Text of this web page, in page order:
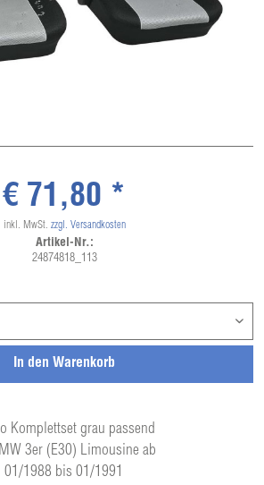
Komplettset grau passend
3er (E30) Limousine ab
01/1988 bis 01/1991
In den Warenkorb
€ 71,80 *
inkl. MwSt. zzgl. Versandkosten
Artikel-Nr.:
24874818_113